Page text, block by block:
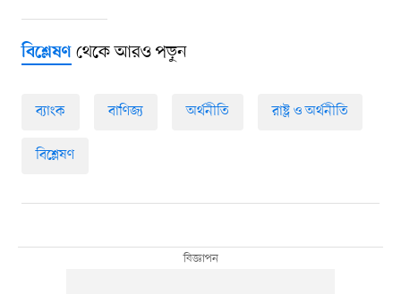
বিশ্লেষণথেকে আরও পড়ুন
ব্যাংক বাণিজ্য অর্থনীতি রাষ্ট্র ও অর্থনীতি
বিশ্লেষণ